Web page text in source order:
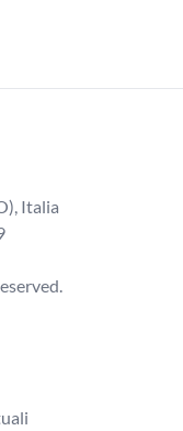
Italia